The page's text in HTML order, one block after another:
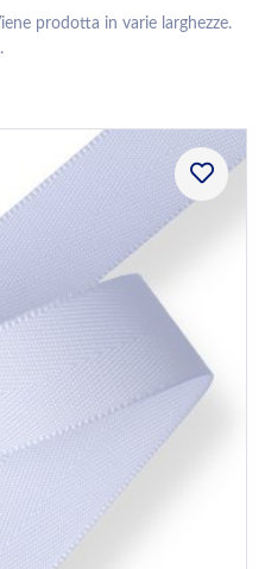
prodotta in varie larghezze.